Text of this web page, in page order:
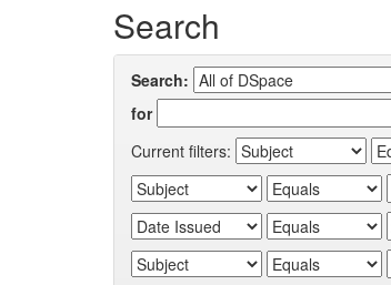
Search
Search:
for
Current filters: